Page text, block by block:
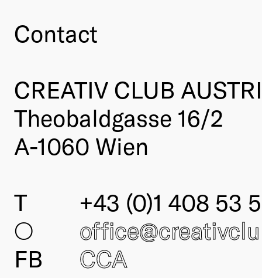
Contact
CREATIV CLUB
Theobaldgasse 16/2
A-1060 Wien
T
+43 (0)1 408 53
○
FB
CCA